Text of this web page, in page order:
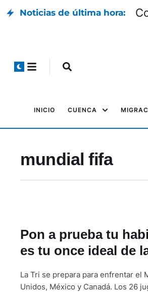
Noticias de última hora:
INICIO CUENCA
mundial fifa
Pon a prueba tu
es tu once ideal de la
La Tri se prepara para enfrentar el
Unidos, México y Canadá. Los 26